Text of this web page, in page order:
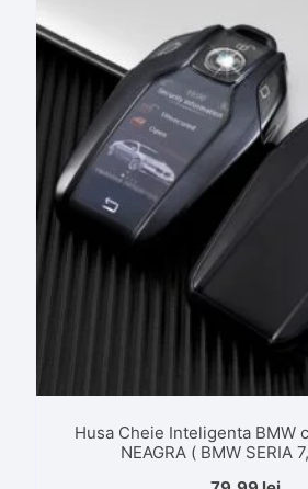
Husa Cheie Inteligenta BMW
NEAGRA ( BMW SERIA